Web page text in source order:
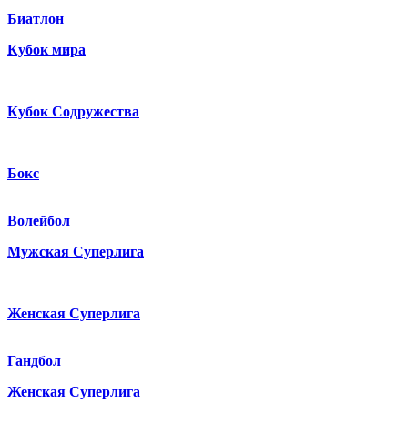
Биатлон
Кубок мира
Кубок Содружества
Бокс
Волейбол
Мужская Суперлига
Женская Суперлига
Гандбол
Женская Суперлига